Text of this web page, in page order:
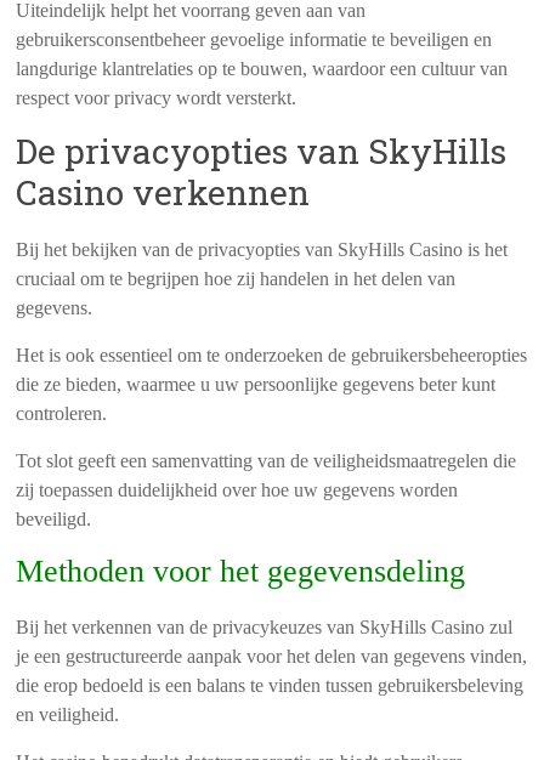
Uiteindelijk helpt het voorrang geven aan van
gebruikersconsentbeheer gevoelige informatie te beveiligen en
langdurige klantrelaties op te bouwen, waardoor een cultuur van
respect voor privacy wordt versterkt.
De privacyopties van SkyHills
Casino verkennen
Bij het bekijken van de privacyopties van SkyHills Casino is het
cruciaal om te begrijpen hoe zij handelen in het delen van
gegevens.
Het is ook essentieel om te onderzoeken de gebruikersbeheeropties
die ze bieden, waarmee u uw persoonlijke gegevens beter kunt
controleren.
Tot slot geeft een samenvatting van de veiligheidsmaatregelen die
zij toepassen duidelijkheid over hoe uw gegevens worden
beveiligd.
Methoden voor het gegevensdeling
Bij het verkennen van de privacykeuzes van SkyHills Casino zul
je een gestructureerde aanpak voor het delen van gegevens vinden,
die erop bedoeld is een balans te vinden tussen gebruikersbeleving
en veiligheid.